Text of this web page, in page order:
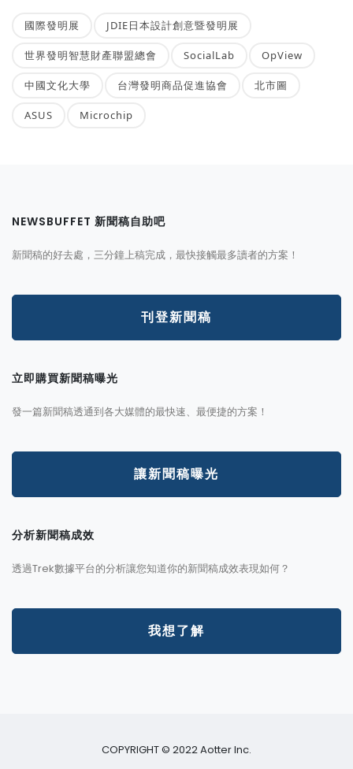
國際發明展 JDIE日本設計創意暨發明展
世界發明智慧財產聯盟總會 SocialLab OpView
中國文化大學 台灣發明商品促進協會 北市圖
ASUS Microchip
NEWSBUFFET 新聞稿自助吧
新聞稿的好去處，三分鐘上稿完成，最快接觸最多讀者的方案！
刊登新聞稿
立即購買新聞稿曝光
發一篇新聞稿透通到各大媒體的最快速、最便捷的方案！
讓新聞稿曝光
分析新聞稿成效
透過Trek數據平台的分析讓您知道你的新聞稿成效表現如何？
我想了解
COPYRIGHT © 2022 Aotter Inc.